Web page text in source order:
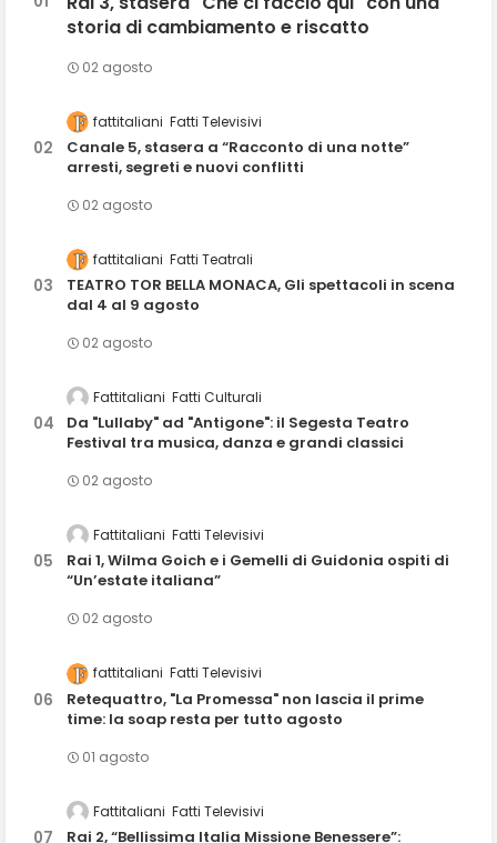
storia di cambiamento e riscatto
02 agosto
fattitaliani Fatti Televisivi
Canale 5, stasera a “Racconto di una notte”
arresti, segreti e nuovi conflitti
02 agosto
fattitaliani Fatti Teatrali
TEATRO TOR BELLA MONACA, Gli spettacoli in scena
dal 4 al 9 agosto
02 agosto
Fattitaliani Fatti Culturali
Da "Lullaby" ad "Antigone": il Segesta Teatro
Festival tra musica, danza e grandi classici
02 agosto
Fattitaliani Fatti Televisivi
Rai 1, Wilma Goich e i Gemelli di Guidonia ospiti di
“Un’estate italiana”
02 agosto
fattitaliani Fatti Televisivi
Retequattro, "La Promessa" non lascia il prime
time: la soap resta per tutto agosto
01 agosto
Fattitaliani Fatti Televisivi
Rai 2, “Bellissima Italia Missione Benessere”: